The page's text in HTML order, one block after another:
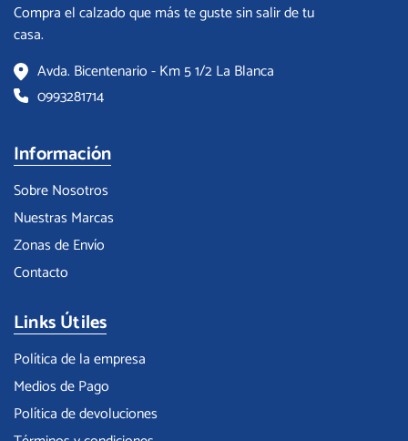
Compra el calzado que más te guste sin salir de tu
casa.
Avda. Bicentenario - Km 5 1/2 La Blanca
0993281714
Información
Sobre Nosotros
Nuestras Marcas
Zonas de Envío
Contacto
Links Útiles
Política de la empresa
Medios de Pago
Política de devoluciones